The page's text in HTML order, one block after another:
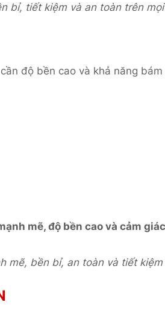
bỉ, tiết kiệm và an toàn trên
độ bền cao và khả năng
mẽ, độ bền cao và cảm
mẽ, bền bỉ, an toàn và tiết